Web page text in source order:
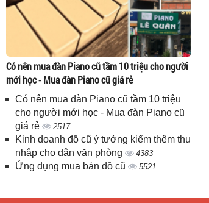
Có nên mua đàn Piano cũ tầm 10 triệu cho người
mới học - Mua đàn Piano cũ giá rẻ
Có nên mua đàn Piano cũ tầm 10 triệu
cho người mới học - Mua đàn Piano cũ
giá rẻ
2517
Kinh doanh đồ cũ ý tưởng kiểm thêm thu
nhập cho dân văn phòng
4383
Ứng dụng mua bán đồ cũ 5521